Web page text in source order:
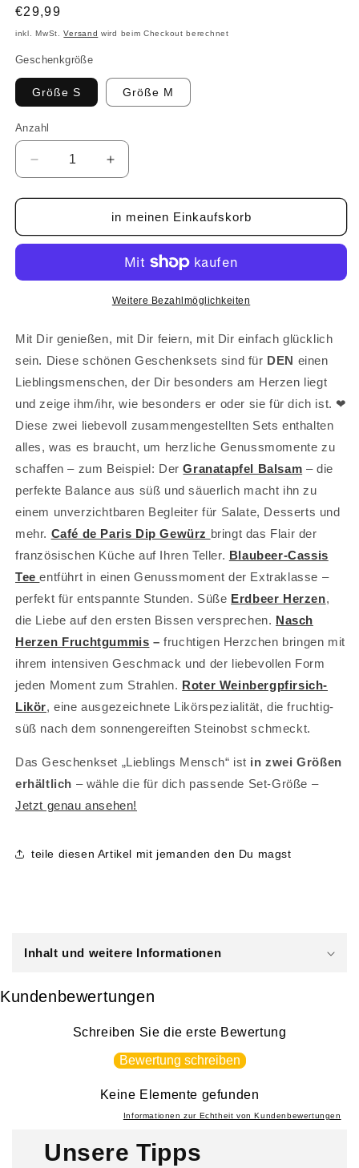
Normaler
Preis
€29,99
inkl. MwSt.Versand wird beim Checkout berechnet
Geschenkgröße
Größe S Größe M
Anzahl
Anzahl
Verringere
die
Menge
Lieblings
Geschenksets
Erhöhe
die
Menge
für
Lieblings
Mensch
Geschenksets
in meinen Einkaufskorb
Weitere Bezahlmöglichkeiten
Mit Dir genießen, mit Dir feiern, mit Dir einfachglücklich
sein. Diese schönen Geschenksets sind für DEN einen
Lieblingsmenschen, der Dir besonders am Herzen liegt
und zeige ihm/ihr, wie besonders er oder sie für dich ist. ❤
Diese zwei liebevoll zusammengestellten Sets enthalten
alles, was es braucht, um herzliche Genussmomente zu
schaffen – zum Beispiel: DerGranatapfel Balsam – die
perfekte Balance aus süß und säuerlich macht ihn zu
einem unverzichtbaren Begleiter für Salate, Desserts und
mehr. Café de Paris Dip Gewürz bringt das Flair der
französischen Küche auf Ihren Teller. Blaubeer-Cassis
Teeentführt in einen Genussmoment der Extraklasse –
perfekt für entspannte Stunden. Süße Erdbeer Herzen,
die Liebe auf den ersten Bissen versprechen. Nasch
Herzen Fruchtgummis – fruchtigen Herzchen bringen mit
ihrem intensiven Geschmack und der liebevollen Form
jeden Moment zum Strahlen. Roter Weinbergpfirsich-
Likör, eine ausgezeichnete Likörspezialität, die fruchtig-
süß nach dem sonnengereiften Steinobst schmeckt.
Das Geschenkset „Lieblings Mensch“ ist in zwei Größen
erhältlich – wähle die für dich passende Set-Größe –
Jetzt genau ansehen!
teile diesen Artikel mit jemanden den Du magst
l
Inhalt und weitere Informationen
Kundenbewertungen
Schreiben Sie die erste Bewertung
Bewertung schreiben
Keine Elemente gefunden
Informationen zur Echtheit von Kundenbewertungen
Unsere Tipps